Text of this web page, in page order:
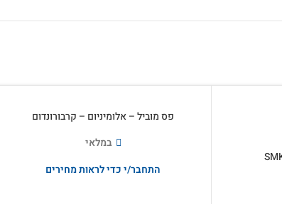
פס מוביל – אלומיניום – קרבורונדום
במלאי
התחבר/י כדי לראות מחירים